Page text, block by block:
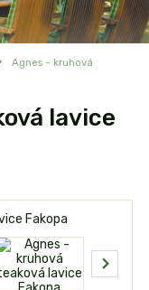
Agnes - kruhová
lavice